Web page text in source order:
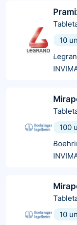
10
100
10